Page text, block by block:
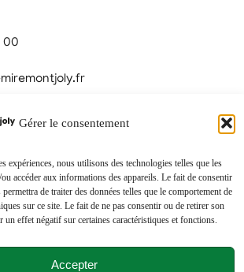
Gérer le consentement
expériences, nous utilisons des technologies telles que les
accéder aux informations des appareils. Le fait de consentir
de traiter des données telles que le comportement de
sur ce site. Le fait de ne pas consentir ou de retirer son
un effet négatif sur certaines caractéristiques et fonctions.
Accepter
00
commune.